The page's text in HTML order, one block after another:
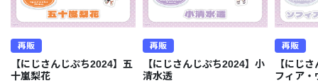
再販
【にじさんじぷち2024】五
十嵐梨花
再販
【にじさんじぷち2024】小
清水透
再販
【にじ
フィア・